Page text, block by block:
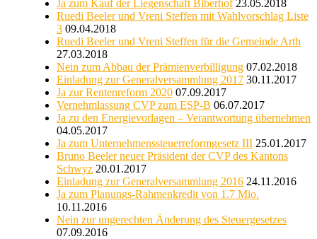
Ja zum Kauf der Liegenschaft Biberhof 23.05.2018
Ruedi Beeler und Vreni Steffen mit Wahlvorschlag Liste
3 09.04.2018
Ruedi Beeler und Vreni Steffen für die Gemeinde Arth
27.03.2018
Nein zum Abbau der Prämienverbilligung 07.02.2018
Einladung zur Generalversammlung 2017 30.11.2017
Ja zur Rentenreform 2020 07.09.2017
Vernehmlassung CVP zum ESP-B 06.07.2017
Ja zu den Energievorlagen – Verantwortung übernehmen
04.05.2017
Ja zum Unternehmenssteuerreformgesetz III 25.01.2017
Bruno Beeler neuer Präsident der CVP des Kantons
Schwyz 20.01.2017
Einladung zur Generalversammlung 2016 24.11.2016
Ja zum Planungs-Rahmenkredit von 1.7 Mio.
10.11.2016
Nein zur ungerechten Änderung des Steuergesetzes
07.09.2016